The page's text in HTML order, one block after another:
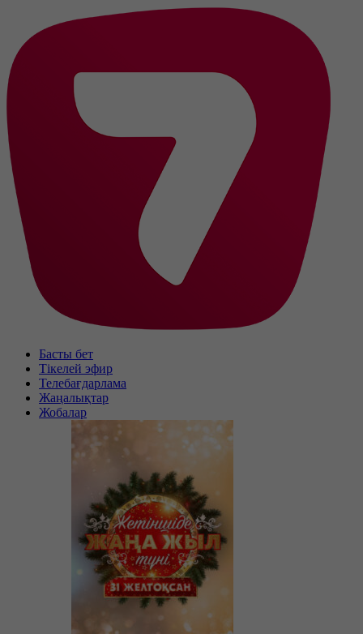
Басты бет
Тікелей эфир
Телебағдарлама
Жаңалықтар
Жобалар